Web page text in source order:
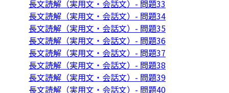
長文読解（実用文・会話文）- 問題33
長文読解（実用文・会話文）- 問題34
長文読解（実用文・会話文）- 問題35
長文読解（実用文・会話文）- 問題36
長文読解（実用文・会話文）- 問題37
長文読解（実用文・会話文）- 問題38
長文読解（実用文・会話文）- 問題39
長文読解（実用文・会話文）- 問題40